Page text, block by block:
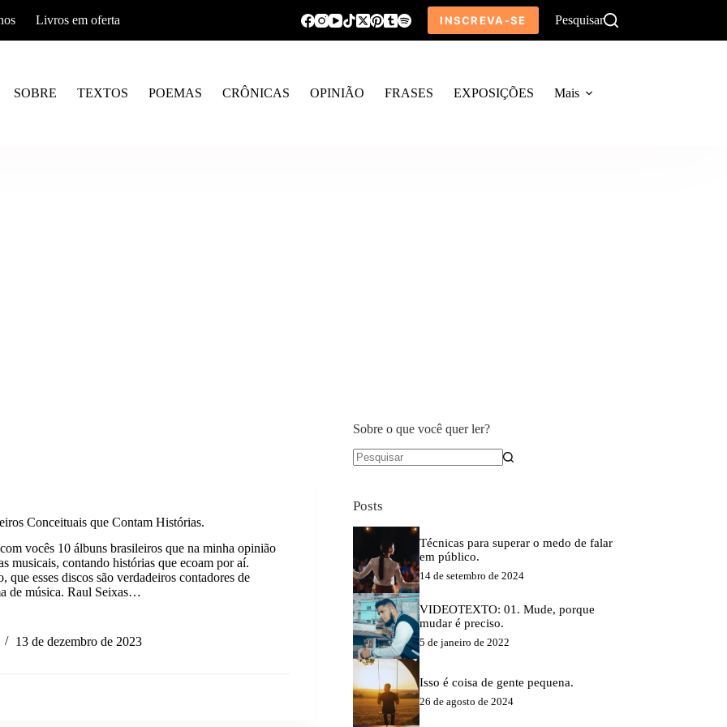
Livros em oferta INSCREVA-SE Pesquisar
SOBRE TEXTOS POEMAS CRÔNICAS OPINIÃO FRASES EXPOSIÇÕES Mais
Conceituais que Contam Histórias.
vocês 10 álbuns brasileiros que na minha opinião
musicais, contando histórias que ecoam por aí.
que esses discos são verdadeiros contadores de
de música. Raul Seixas…
13 de dezembro de 2023
Sobre o que você quer ler?
Posts
Técnicas para superar o medo de falar
em público.
14 de setembro de 2024
VIDEOTEXTO: 01. Mude, porque
mudar é preciso.
5 de janeiro de 2022
Isso é coisa de gente pequena.
26 de agosto de 2024